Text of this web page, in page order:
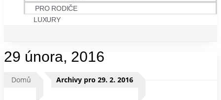
PRO RODIČE
LUXURY
29 února, 2016
Domů Archivy pro 29. 2. 2016